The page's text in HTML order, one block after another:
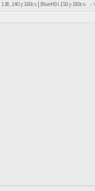
140 y 160cv | BlueHDi 150 y 180cv. «